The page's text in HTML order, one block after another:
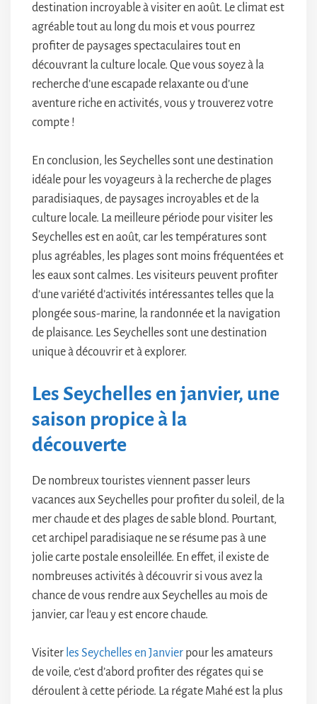
destination incroyable à visiter en août. Le climat est
agréable tout au long du mois et vous pourrez
profiter de paysages spectaculaires tout en
découvrant la culture locale. Que vous soyez à la
recherche d’une escapade relaxante ou d’une
aventure riche en activités, vous y trouverez votre
compte !
En conclusion, les Seychelles sont une destination
idéale pour les voyageurs à la recherche de plages
paradisiaques, de paysages incroyables et de la
culture locale. La meilleure période pour visiter les
Seychelles est en août, car les températures sont
plus agréables, les plages sont moins fréquentées et
les eaux sont calmes. Les visiteurs peuvent profiter
d’une variété d’activités intéressantes telles que la
plongée sous-marine, la randonnée et la navigation
de plaisance. Les Seychelles sont une destination
unique à découvrir et à explorer.
Les Seychelles en janvier, une
saison propice à la
découverte
De nombreux touristes viennent passer leurs
vacances aux Seychelles pour profiter du soleil, de la
mer chaude et des plages de sable blond. Pourtant,
cet archipel paradisiaque ne se résume pas à une
jolie carte postale ensoleillée. En effet, il existe de
nombreuses activités à découvrir si vous avez la
chance de vous rendre aux Seychelles au mois de
janvier, car l’eau y est encore chaude.
Visiter les Seychelles en Janvier pour les amateurs
de voile, c’est d’abord profiter des régates qui se
déroulent à cette période. La régate Mahé est la plus